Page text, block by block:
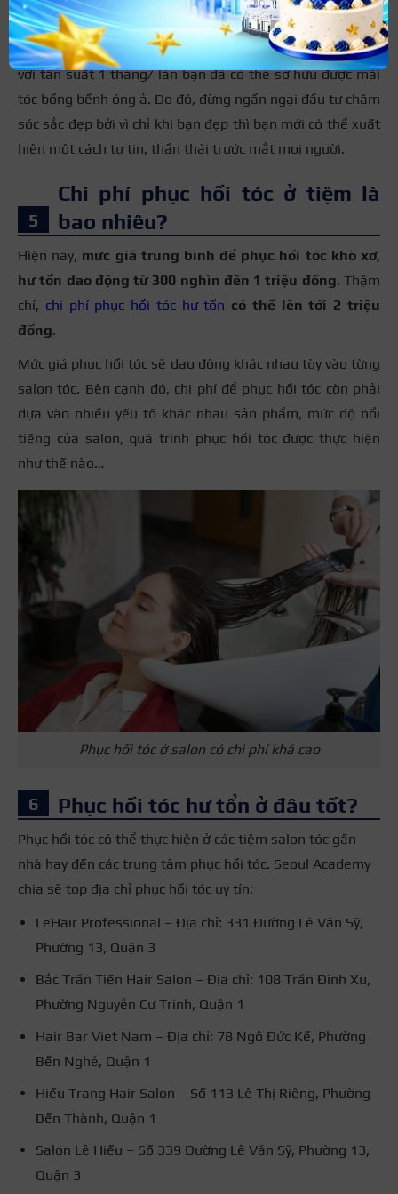
Thời gian phục hồi tóc tại nhà sẽ mất khá lâu, tuy nhiên,
nếu như bạn làm ở tiệm thì chắc chắn chưa đến 1 ngày
với tần suất 1 tháng/ lần bạn đã có thể sở hữu được mái
tóc bồng bềnh óng ả. Do đó, đừng ngần ngại đầu tư chăm
sóc sắc đẹp bởi vì chỉ khi bạn đẹp thì bạn mới có thể xuất
hiện một cách tự tin, thần thái trước mắt mọi người.
Chi phí phục hồi tóc ở tiệm là
bao nhiêu?
Hiện nay, mức giá trung bình để phục hồi tóc khô xơ,
hư tổn dao động từ 300 nghìn đến 1 triệu đồng. Thậm
chí, chi phí phục hồi tóc hư tổn có thể lên tới 2 triệu
đồng.
Mức giá phục hồi tóc sẽ dao động khác nhau tùy vào từng
salon tóc. Bên cạnh đó, chi phí để phục hồi tóc còn phải
dựa vào nhiều yếu tố khác nhau sản phẩm, mức độ nổi
tiếng của salon, quá trình phục hồi tóc được thực hiện
như thế nào…
Phục hồi tóc ở salon có chi phí khá cao
Phục hồi tóc hư tổn ở đâu tốt?
Phục hồi tóc có thể thực hiện ở các tiệm salon tóc gần
nhà hay đến các trung tâm phục hồi tóc. Seoul Academy
chia sẽ top địa chỉ phục hồi tóc uy tín:
LeHair Professional – Địa chỉ: 331 Đường Lê Văn Sỹ,
Phường 13, Quận 3
Bắc Trần Tiến Hair Salon – Địa chỉ: 108 Trần Đình Xu,
Phường Nguyễn Cư Trinh, Quận 1
Hair Bar Viet Nam – Địa chỉ: 78 Ngô Đức Kế, Phường
Bến Nghé, Quận 1
Hiếu Trang Hair Salon – Số 113 Lê Thị Riêng, Phường
Bến Thành, Quận 1
Salon Lê Hiếu – Số 339 Đường Lê Văn Sỹ, Phường 13,
Quận 3